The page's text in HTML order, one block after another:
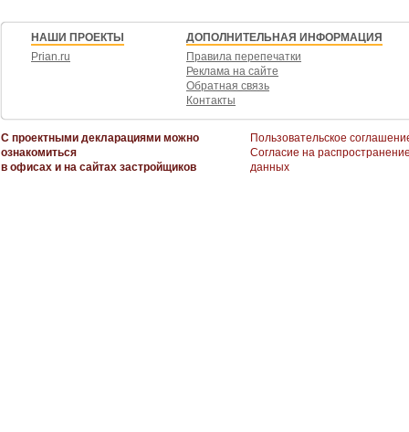
НАШИ ПРОЕКТЫ
Prian.ru
ДОПОЛНИТЕЛЬНАЯ ИНФОРМАЦИЯ
Правила перепечатки
Реклама на сайте
Обратная связь
Контакты
С проектными декларациями можно
ознакомиться
в офисах и на сайтах застройщиков
Пользовательское
Согласие на
данных